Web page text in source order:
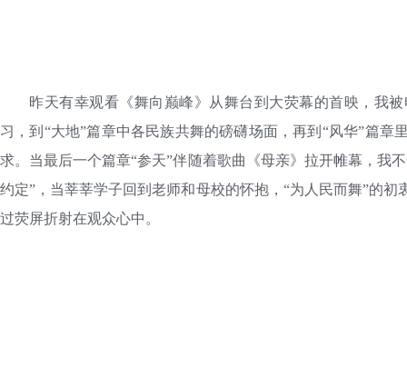
昨天有幸观看《舞向巅峰》从舞台到大荧幕的首映，我
习，到“大地”篇章中各民族共舞的磅礴场面，再到“风华”篇
求。当最后一个篇章“参天”伴随着歌曲《母亲》拉开帷幕，我
约定”，当莘莘学子回到老师和母校的怀抱，“为人民而舞”的
过荧屏折射在观众心中。